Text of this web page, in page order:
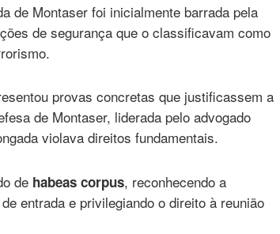
de Montaser foi inicialmente barrada pela
de segurança que o classificavam como
provas concretas que justificassem a
de Montaser, liderada pelo advogado
violava direitos fundamentais.
de habeas corpus, reconhecendo a
entrada e privilegiando o direito à reunião